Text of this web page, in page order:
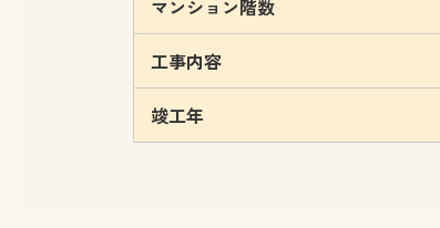
マンション階数
工事内容
竣工年